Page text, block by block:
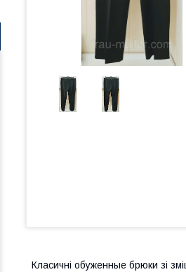
Класичні обуженные брюки зі